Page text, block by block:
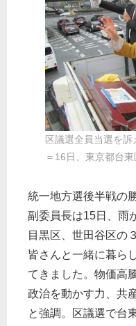
区議選全員当選を
＝16日、東京都台東
統一地方選後半戦の
副委員長は15日、雨
目黒区、世田谷区の
皆さんと一緒に暮ら
てきました。物価高
政治を動かす力、共
と強調。区議選で台